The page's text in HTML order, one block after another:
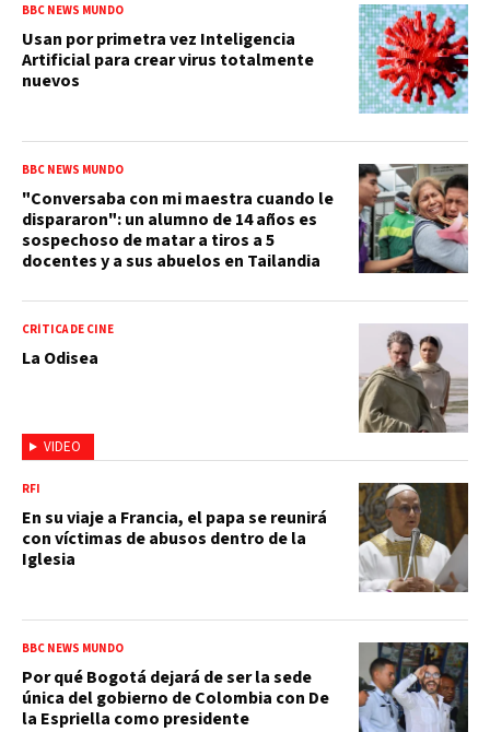
BBC NEWS MUNDO
Usan por primetra vez Inteligencia
Artificial para crear virus totalmente
nuevos
BBC NEWS MUNDO
"Conversaba con mi maestra cuando le
dispararon": un alumno de 14 años es
sospechoso de matar a tiros a 5
docentes y a sus abuelos en Tailandia
VIDEO
CRÍTICA DE CINE
La Odisea
RFI
En su viaje a Francia, el papa se reunirá
con víctimas de abusos dentro de la
Iglesia
BBC NEWS MUNDO
Por qué Bogotá dejará de ser la sede
única del gobierno de Colombia con De
la Espriella como presidente